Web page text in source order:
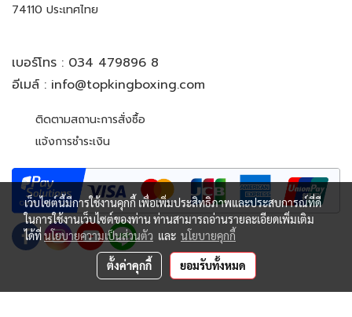
74110 ประเทศไทย
เบอร์โทร : 034 479896 8
อีเมล์ : info@topkingboxing.com
ติดตามสถานะการสั่งซื้อ
แจ้งการชำระเงิน
เว็บไซต์นี้มีการใช้งานคุกกี้ เพื่อเพิ่มประสิทธิภาพและประสบการณ์ที่ดี
ในการใช้งานเว็บไซต์ของท่าน ท่านสามารถอ่านรายละเอียดเพิ่มเติม
ได้ที่นโยบายความเป็นส่วนตัว และ นโยบายคุกกี้
ตั้งค่าคุกกี้ ยอมรับทั้งหมด